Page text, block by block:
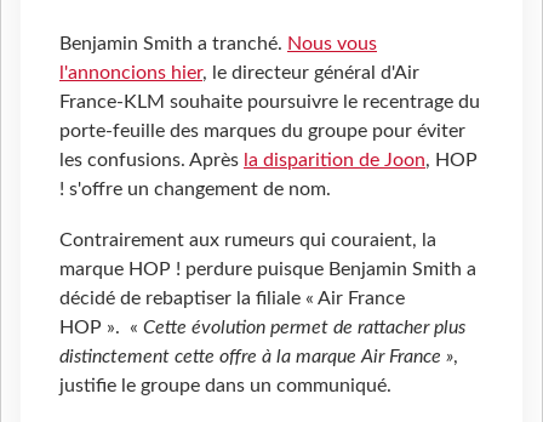
Benjamin Smith a tranché. Nous vous
l'annoncions hier, le directeur général d'Air
France-KLM souhaite poursuivre le recentrage du
porte-feuille des marques du groupe pour éviter
les confusions. Après la disparition de Joon, HOP
! s'offre un changement de nom.
Contrairement aux rumeurs qui couraient, la
marque HOP ! perdure puisque Benjamin Smith a
décidé de rebaptiser la filiale « Air France
HOP ». « Cette évolution permet de rattacher plus
distinctement cette offre à la marque Air France »,
justifie le groupe dans un communiqué.